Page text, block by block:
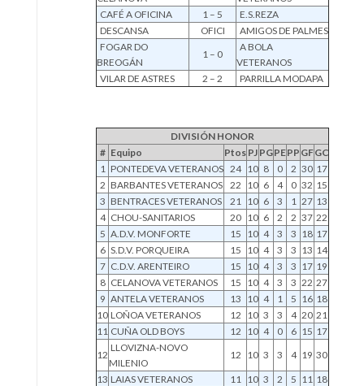
CAFÉ A OFICINA
1 – 5
E.S.REZA
DESCANSA
OFICI
AMIGOS DE PALMES
FOGAR DO
BREOGÁN
1 – 0
A BOLA
VETERANOS
VILAR DE ASTRES
2 – 2 PARRILLA MODAPA
DIVISIÓN HONOR
# Equipo Ptos PJ PGPEPP GFGC
1 PONTEDEVA VETERANOS 24 10 8 0 2 30 17
2 BARBANTES VETERANOS 22 10 6 4 0 32 15
3 BENTRACES VETERANOS 21 10 6 3 1 27 13
4 CHOU-SANITARIOS 20 10 6 2 2 37 22
5 A.D.V. MONFORTE 15 10 4 3 3 18 17
6 S.D.V. PORQUEIRA 15 10 4 3 3 13 14
7 C.D.V. ARENTEIRO 15 10 4 3 3 17 19
8 CELANOVA VETERANOS 15 10 4 3 3 22 27
9 ANTELA VETERANOS 13 10 4 1 5 16 18
10 LOÑOA VETERANOS 12 10 3 3 4 20 21
11 CUÑA OLD BOYS 12 10 4 0 6 15 17
12
LLOVIZNA-NOVO
MILENIO
12 10 3 3 4 19 30
13 LAIAS VETERANOS 11 10 3 2 5 11 18